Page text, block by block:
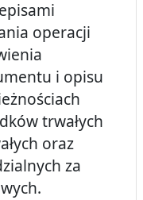
operacji
i opisu
trwałych
oraz
za